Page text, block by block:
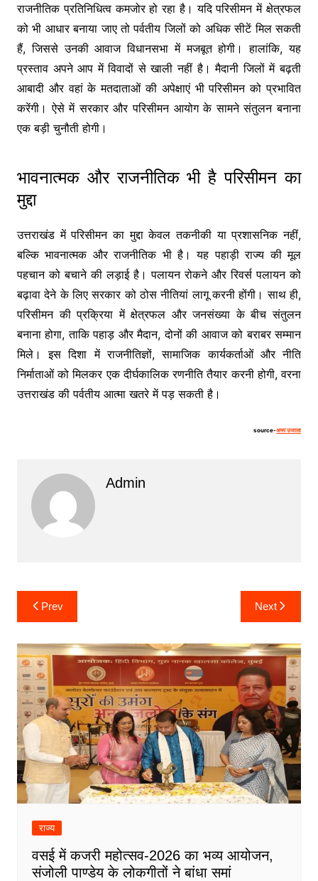
राजनीतिक प्रतिनिधित्व कमजोर हो रहा है। यदि परिसीमन में क्षेत्रफल
को भी आधार बनाया जाए तो पर्वतीय जिलों को अधिक सीटें मिल सकती
हैं, जिससे उनकी आवाज विधानसभा में मजबूत होगी। हालांकि, यह
प्रस्ताव अपने आप में विवादों से खाली नहीं है। मैदानी जिलों में बढ़ती
आबादी और वहां के मतदाताओं की अपेक्षाएं भी परिसीमन को प्रभावित
करेंगी। ऐसे में सरकार और परिसीमन आयोग के सामने संतुलन बनाना
एक बड़ी चुनौती होगी।
भावनात्मक और राजनीतिक भी है परिसीमन का
मुद्दा
उत्तराखंड में परिसीमन का मुद्दा केवल तकनीकी या प्रशासनिक नहीं,
बल्कि भावनात्मक और राजनीतिक भी है। यह पहाड़ी राज्य की मूल
पहचान को बचाने की लड़ाई है। पलायन रोकने और रिवर्स पलायन को
बढ़ावा देने के लिए सरकार को ठोस नीतियां लागू करनी होंगी। साथ ही,
परिसीमन की प्रक्रिया में क्षेत्रफल और जनसंख्या के बीच संतुलन
बनाना होगा, ताकि पहाड़ और मैदान, दोनों की आवाज को बराबर सम्मान
मिले। इस दिशा में राजनीतिज्ञों, सामाजिक कार्यकर्ताओं और नीति
निर्माताओं को मिलकर एक दीर्घकालिक रणनीति तैयार करनी होगी, वरना
उत्तराखंड की पर्वतीय आत्मा खतरे में पड़ सकती है।
source-अमर उजाला
Admin
Post
navigation
Prev Next
राज्य
वसई में कजरी महोत्सव-2026 का भव्य आयोजन,
संजोली पाण्डेय के लोकगीतों ने बांधा समां